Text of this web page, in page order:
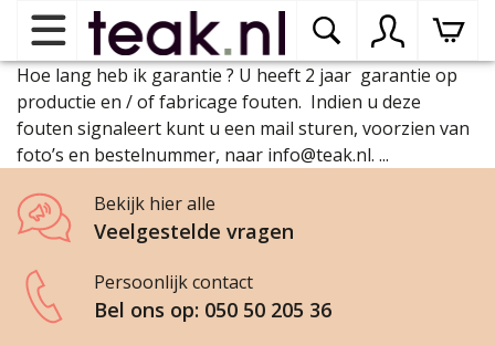
Home
Teak tuinmeubelen
Teak binnenmeubelen
Teak woonprogramma’s
Hoe lang heb ik garantie ? U heeft 2 jaar garantie op
productie en / of fabricage fouten. Indien u deze
fouten signaleert kunt u een mail sturen, voorzien van
foto’s en bestelnummer, naar info@teak.nl. ...
Bekijk hier alle
Veelgestelde vragen
Persoonlijk contact
Bel ons op: 050 50 205 36